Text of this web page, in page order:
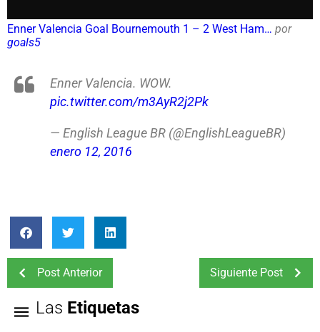
Enner Valencia Goal Bournemouth 1 – 2 West Ham… por
goals5
Enner Valencia. WOW.
pic.twitter.com/m3AyR2j2Pk
— English League BR (@EnglishLeagueBR)
enero 12, 2016
Post Anterior Siguiente Post
Las Etiquetas